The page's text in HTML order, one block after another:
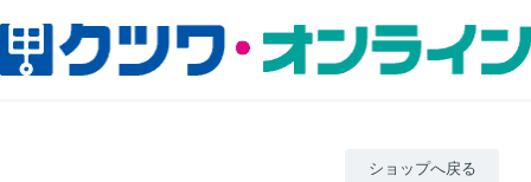
ショップへ戻る